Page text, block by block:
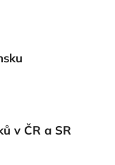
v ČR a SR